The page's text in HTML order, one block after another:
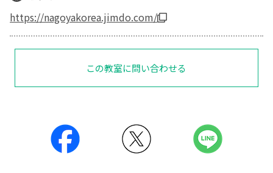
https://nagoyakorea.jimdo.com/
この教室に問い合わせる